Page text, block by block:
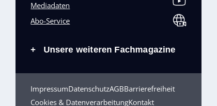
Mediadaten
Abo-Service
+ Unsere weiteren Fachmagazine
ImpressumDatenschutzAGBBarrierefreiheit
Cookies & DatenverarbeitungKontakt